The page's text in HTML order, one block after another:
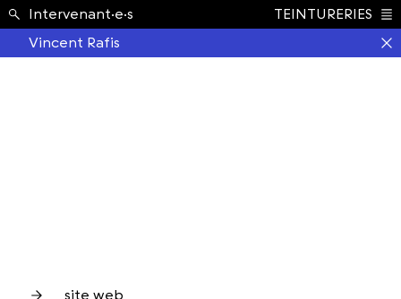
École ›
Intervenant·e·s
TEINTURERIES
Vincent Rafis
site web